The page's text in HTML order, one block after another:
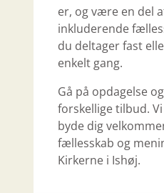
er, og være en del
inkluderende
du deltager fast
enkelt gang.
Gå på opdagelse
forskellige tilbud.
byde dig
fællesskab og
Kirkerne i Ishøj.